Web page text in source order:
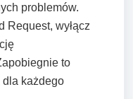
problemów.
Request, wyłącz
to
każdego